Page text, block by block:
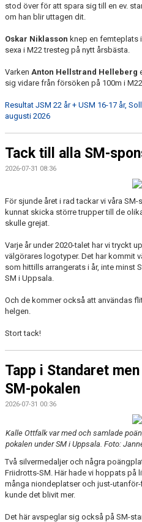
stod över för att spara sig till en ev.
om han blir uttagen dit.
Oskar Niklasson knep en femteplats
sexa i M22 tresteg på nytt årsbästa.
Varken Anton Hellstrand Helleberg
sig vidare från försöken på 100m i M22.
Resultat JSM 22 år + USM 16-17 år,
augusti 2026
Tack till alla SM-
2026-07-31 08:36
För sjunde året i rad tackar vi våra
kunnat skicka större trupper till de
skulle grejat.
Varje år under 2020-talet har vi tryckt
välgörares logotyper. Det har kommit
som hittills arrangerats i år, inte minst
SM i Uppsala.
Och de kommer också att användas
helgen.
Stort tack!
Tapp i Standaret
SM-pokalen
2026-07-31 00:36
Kalle Ottfalk var med och samlade
pokalen under SM i Uppsala. Foto:
Två silvermedaljer och några
Friidrotts-SM. Här hade vi hoppats på
många niondeplatser och just-
kunde det blivit mer.
Det här avspeglar sig också på SM-